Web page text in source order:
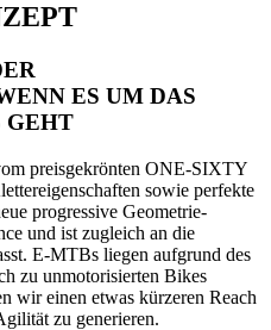
ES UM DAS
GEHT
preisgekrönten ONE-SIXTY
sowie perfekte
progressive Geometrie-
und ist zugleich an die
E-MTBs liegen aufgrund des
zu unmotorisierten Bikes
wir einen etwas kürzeren Reach
zu generieren.